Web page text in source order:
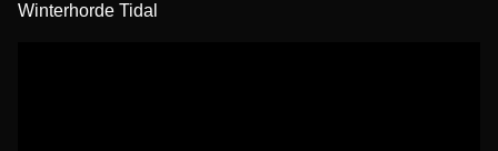
Winterhorde Tidal